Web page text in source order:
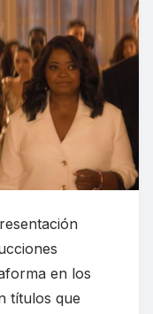
en los
títulos que